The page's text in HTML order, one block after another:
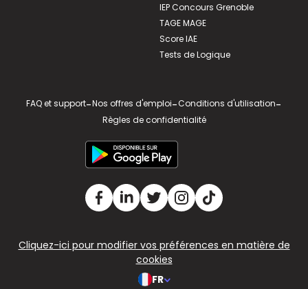
IEP Concours Grenoble
TAGE MAGE
Score IAE
Tests de Logique
FAQ et support-Nos offres d'emploi-Conditions d'utilisation-
Règles de confidentialité
Cliquez-ici pour modifier vos préférences en matière de
cookies
FR